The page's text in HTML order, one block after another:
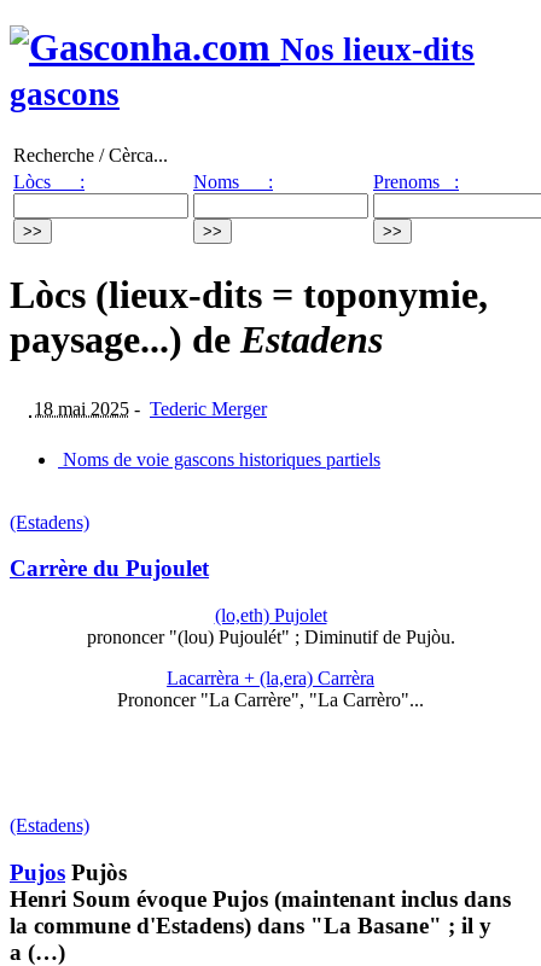
Nos lieux-dits
gascons
Recherche / Cèrca...
Lòcs :
Noms : Prenoms :
Lòcs (lieux-dits = toponymie,
paysage...) deEstadens
18 mai 2025 - Tederic Merger
Noms de voie gascons historiques partiels
(Estadens)
Carrère du Pujoulet
(lo,eth) Pujolet
prononcer "(lou) Pujoulét" ; Diminutif de Pujòu.
Lacarrèra + (la,era) Carrèra
Prononcer "La Carrère", "La Carrèro"...
(Estadens)
Pujos Pujòs
Henri Soum évoque Pujos (maintenant inclus dans
la commune d'Estadens) dans "La Basane" ; il y
a (…)